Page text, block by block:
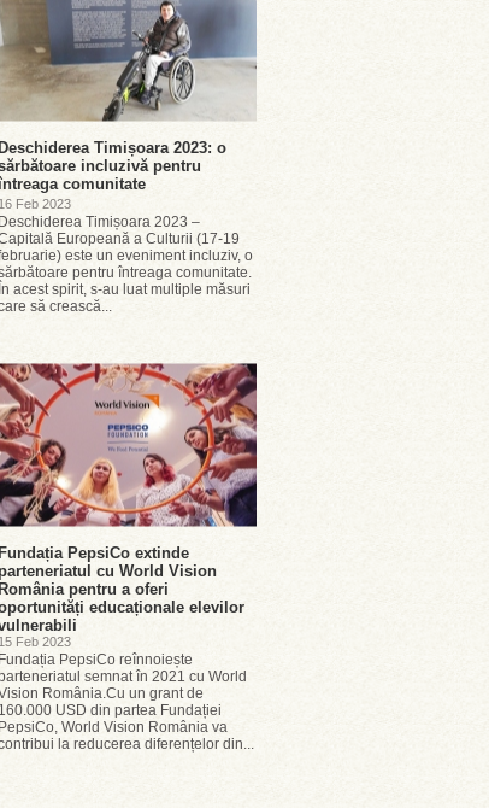
Deschiderea Timișoara 2023: o
incluzivă pentru
comunitate
16 Feb 2023
Deschiderea Timișoara 2023 –
Europeană a Culturii (17-19
este un eveniment incluziv, o
pentru întreaga comunitate.
În acest spirit, s-au luat multiple măsuri
să crească...
Fundația PepsiCo extinde
cu World Vision
România pentru a oferi
educaționale elevilor
15 Feb 2023
Fundația PepsiCo reînnoiește
semnat în 2021 cu World
România.Cu un grant de
160.000 USD din partea Fundației
PepsiCo, World Vision România va
la reducerea diferențelor din...